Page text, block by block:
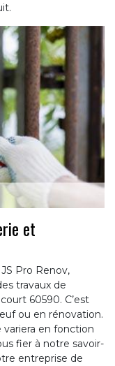
et
Pro Renov,
travaux de
60590. C’est
ou en rénovation.
en fonction
fier à notre savoir-
entreprise de